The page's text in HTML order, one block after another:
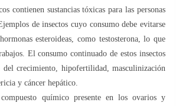
contienen sustancias tóxicas para las personas
de insectos cuyo consumo debe evitarse
esteroideas, como testosterona, lo que
El consumo continuado de estos insectos
del crecimiento, hipofertilidad, masculinización
y cáncer hepático.
químico presente en los ovarios y